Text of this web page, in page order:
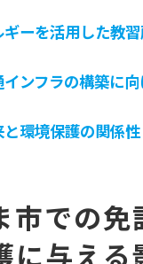
ーを活用した教
ンフラの構築に
環境保護の関係性
市での免